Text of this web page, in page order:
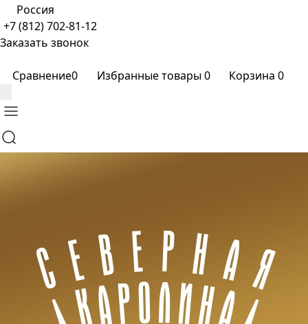
Россия
+7 (812) 702-81-12
Заказать звонок
Сравнение0 Избранные товары0 Корзина 0